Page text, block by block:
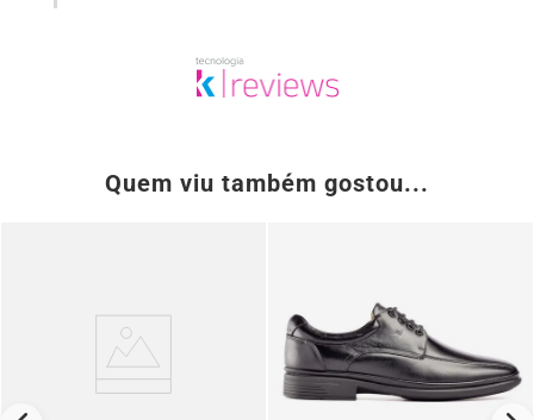
Quem viu também gostou...